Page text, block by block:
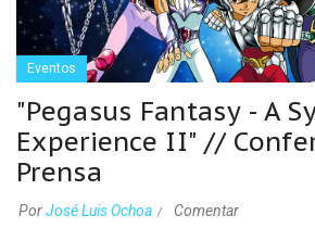
Eventos
"Pegasus Fantasy - A
Experience II" //
Prensa
PorJosé Luis Ochoa Comentar